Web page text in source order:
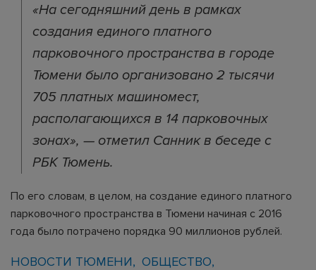
«На сегодняшний день в рамках
создания единого платного
парковочного пространства в городе
Тюмени было организовано 2 тысячи
705 платных машиномест,
располагающихся в 14 парковочных
зонах», — отметил Санник в беседе с
РБК Тюмень.
По его словам, в целом, на создание единого платного
парковочного пространства в Тюмени начиная с 2016
года было потрачено порядка 90 миллионов рублей.
НОВОСТИ ТЮМЕНИ
ОБЩЕСТВО